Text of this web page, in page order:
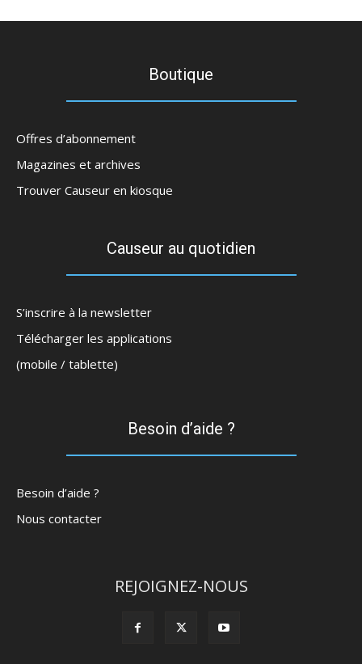
Boutique
Offres d’abonnement
Magazines et archives
Trouver Causeur en kiosque
Causeur au quotidien
S’inscrire à la newsletter
Télécharger les applications
(mobile / tablette)
Besoin d’aide ?
Besoin d’aide ?
Nous contacter
REJOIGNEZ-NOUS